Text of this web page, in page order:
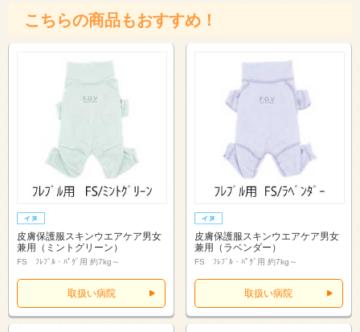
こちらの商品もおすすめ！
皮膚保護服スキンウエアケア男女
兼用（ミントグリーン）
FS ﾌﾚﾌﾞﾙ・ﾊﾟｸﾞ用 約7kg～
取扱い病院
皮膚保護服スキンウエアケア男女
兼用（ラベンダー）
FS ﾌﾚﾌﾞﾙ・ﾊﾟｸﾞ用 約7kg～
取扱い病院